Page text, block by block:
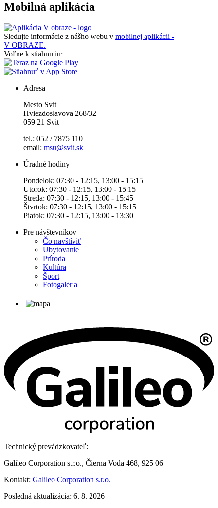
Mobilná aplikácia
Sledujte informácie z nášho webu v mobilnej aplikácii -
V OBRAZE.
Voľne k stiahnutiu:
Adresa
Mesto Svit
Hviezdoslavova 268/32
059 21 Svit
tel.: 052 / 7875 110
email: msu@svit.sk
Úradné hodiny
Pondelok: 07:30 - 12:15, 13:00 - 15:15
Utorok: 07:30 - 12:15, 13:00 - 15:15
Streda: 07:30 - 12:15, 13:00 - 15:45
Štvrtok: 07:30 - 12:15, 13:00 - 15:15
Piatok: 07:30 - 12:15, 13:00 - 13:30
Pre návštevníkov
Čo navštíviť
Ubytovanie
Príroda
Kultúra
Šport
Fotogaléria
Technický prevádzkovateľ:
Galileo Corporation s.r.o., Čierna Voda 468, 925 06
Kontakt: Galileo Corporation s.r.o.
Posledná aktualizácia: 6. 8. 2026